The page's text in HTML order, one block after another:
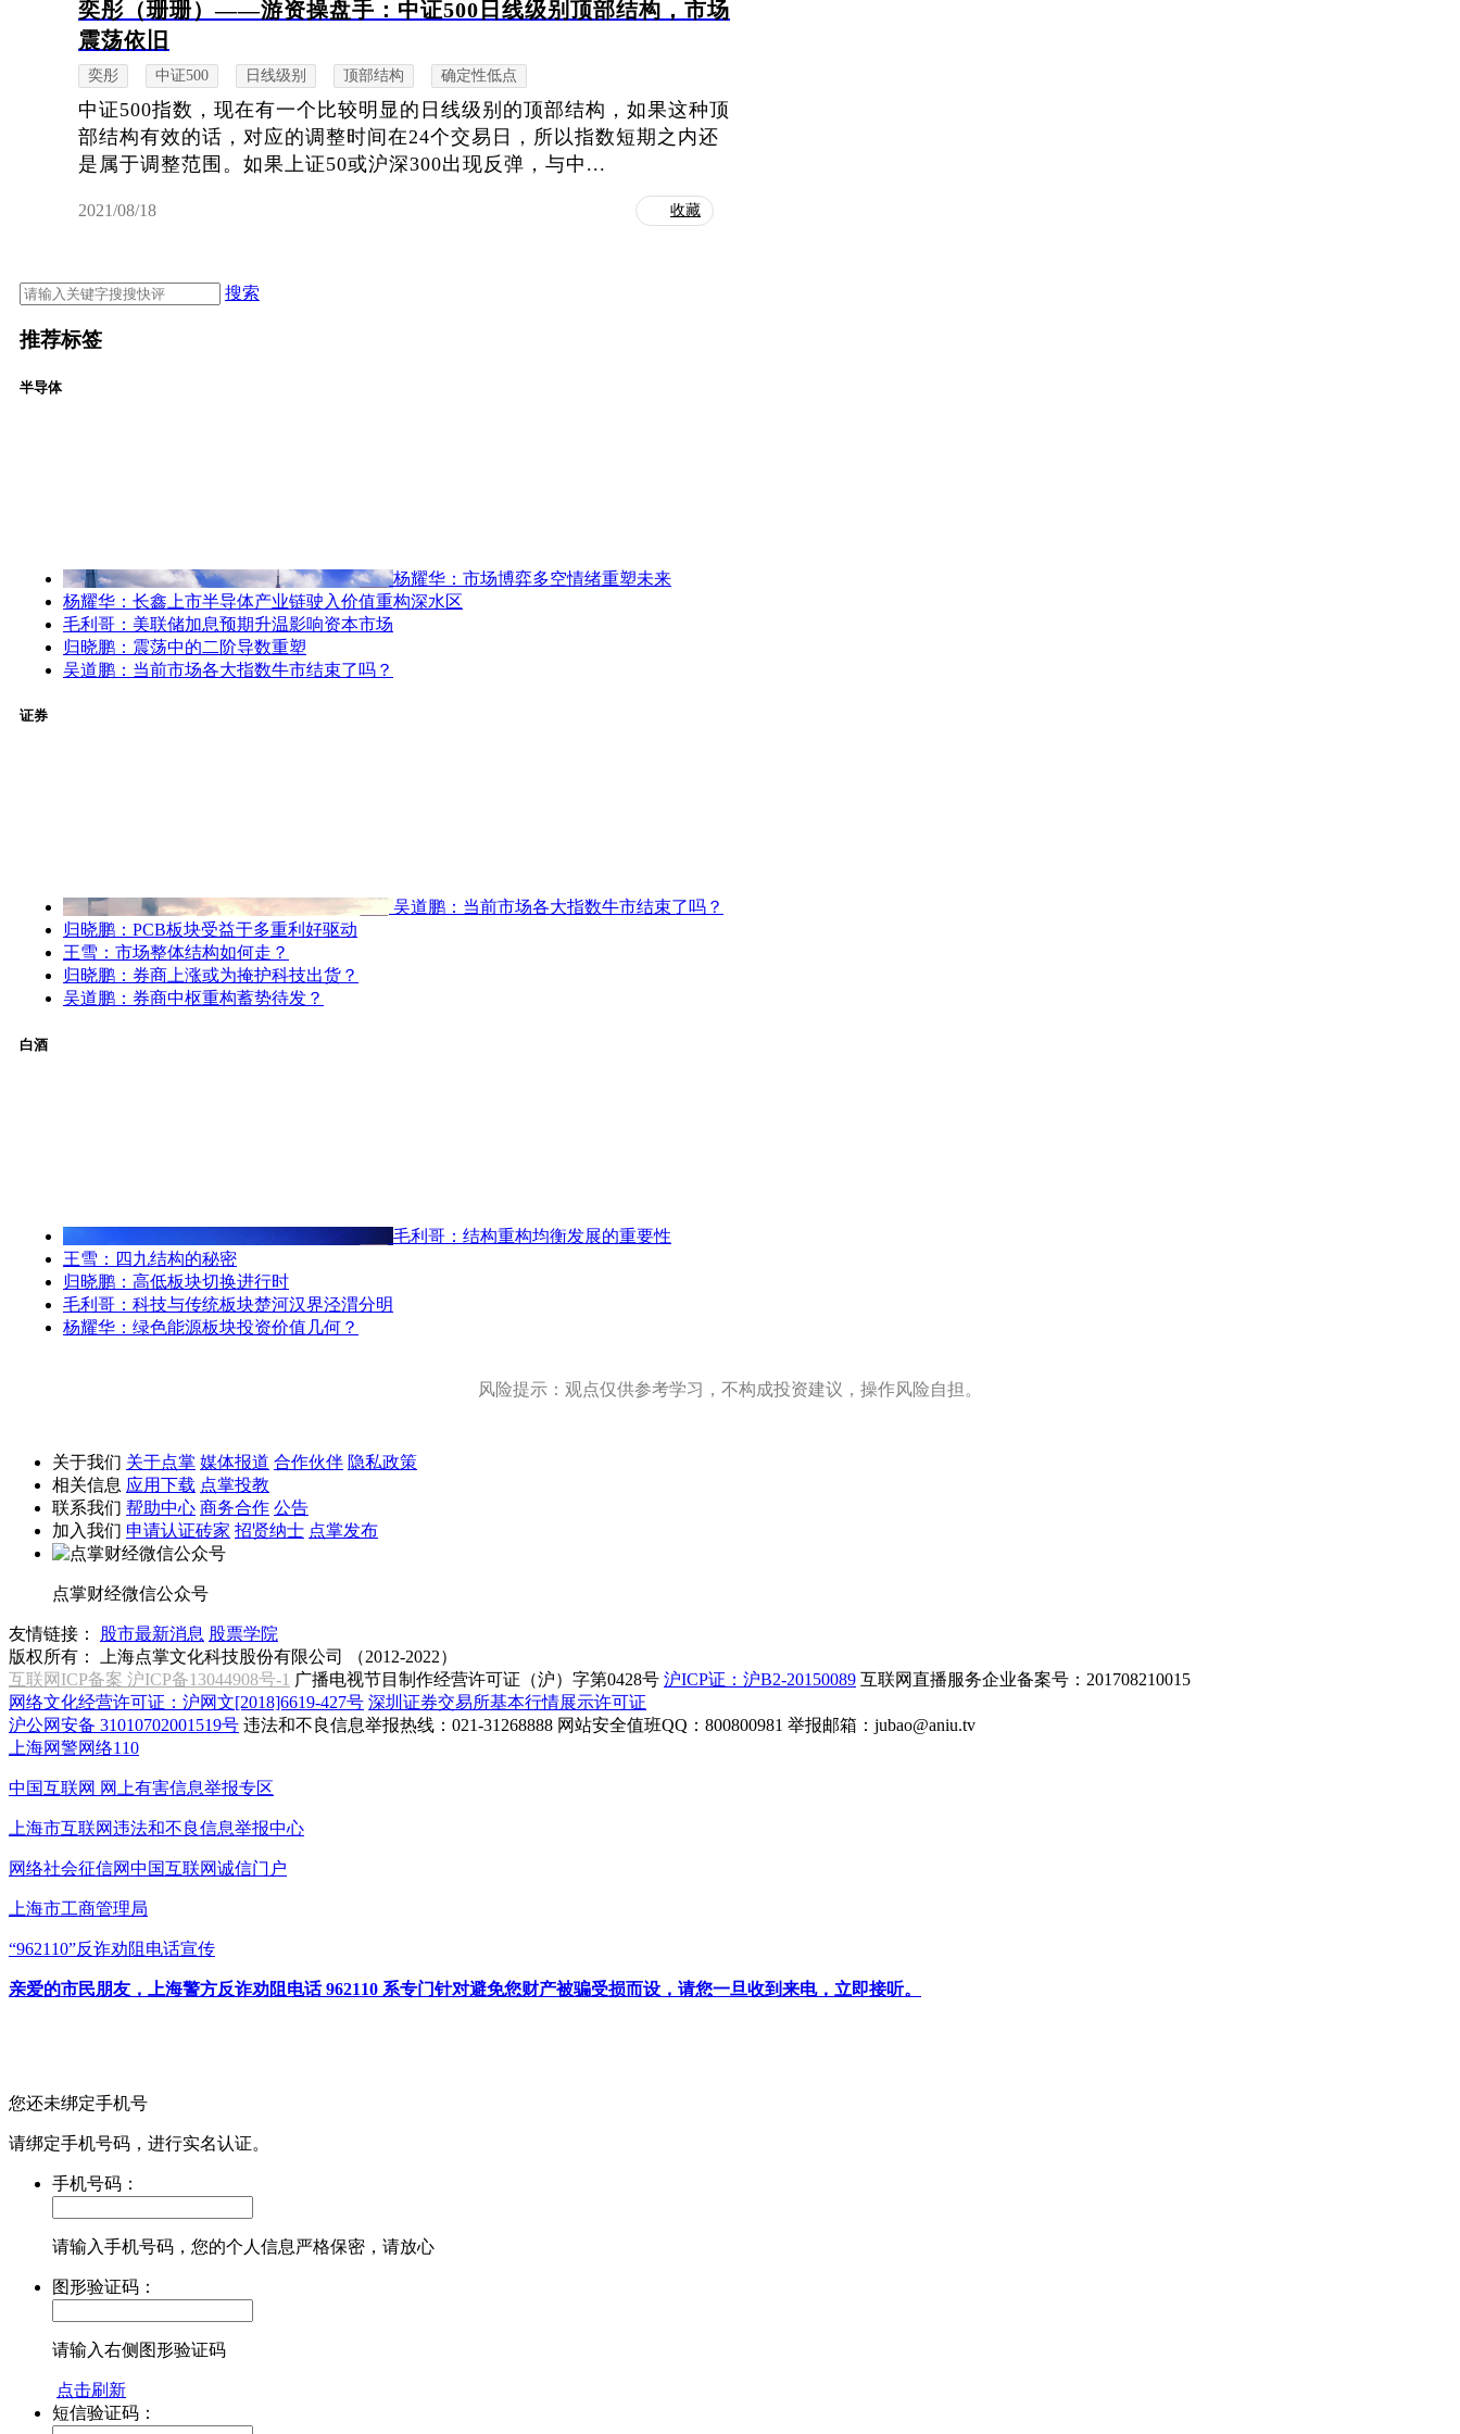
奕彤（珊珊）——游资操盘手：中证500日线级别顶部结构，市场
震荡依旧
奕彤 中证500 日线级别 顶部结构 确定性低点
中证500指数，现在有一个比较明显的日线级别的顶部结构，如果这种顶
部结构有效的话，对应的调整时间在24个交易日，所以指数短期之内还
是属于调整范围。如果上证50或沪深300出现反弹，与中...
2021/08/18 收藏
搜索
推荐标签
半导体
杨耀华：市场博弈多空情绪重塑未来
杨耀华：长鑫上市半导体产业链驶入价值重构深水区
毛利哥：美联储加息预期升温影响资本市场
归晓鹏：震荡中的二阶导数重塑
吴道鹏：当前市场各大指数牛市结束了吗？
证券
吴道鹏：当前市场各大指数牛市结束了吗？
归晓鹏：PCB板块受益于多重利好驱动
王雪：市场整体结构如何走？
归晓鹏：券商上涨或为掩护科技出货？
吴道鹏：券商中枢重构蓄势待发？
白酒
毛利哥：结构重构均衡发展的重要性
王雪：四九结构的秘密
归晓鹏：高低板块切换进行时
毛利哥：科技与传统板块楚河汉界泾渭分明
杨耀华：绿色能源板块投资价值几何？
风险提示：观点仅供参考学习，不构成投资建议，操作风险自担。
关于我们 关于点掌 媒体报道 合作伙伴 隐私政策
相关信息 应用下载 点掌投教
联系我们 帮助中心 商务合作 公告
加入我们 申请认证砖家 招贤纳士 点掌发布
点掌财经微信公众号
友情链接： 股市最新消息 股票学院
版权所有：
上海点掌文化科技股份有限公司 （2012-2022）
互联网ICP备案 沪ICP备13044908号-1 广播电视节目制作经营许可证（沪）字第0428号 沪ICP证：沪B2-20150089 互联网直播服务企业备案号：201708210015
网络文化经营许可证：沪网文[2018]6619-427号 深圳证券交易所基本行情展示许可证
沪公网安备 31010702001519号 违法和不良信息举报热线：021-31268888 网站安全值班QQ：800800981 举报邮箱： jubao@aniu.tv
上海网警网络110
中国互联网 网上有害信息举报专区
上海市互联网违法和不良信息举报中心
网络社会征信网中国互联网诚信门户
上海市工商管理局
“962110”反诈劝阻电话宣传
亲爱的市民朋友，上海警方反诈劝阻电话 962110 系专门针对避免您财产被骗受损而设，请您一旦收到来电，立即接听。
您还未绑定手机号
请绑定手机号码，进行实名认证。
手机号码：
请输入手机号码，您的个人信息严格保密，请放心
图形验证码：
请输入右侧图形验证码
点击刷新
短信验证码：